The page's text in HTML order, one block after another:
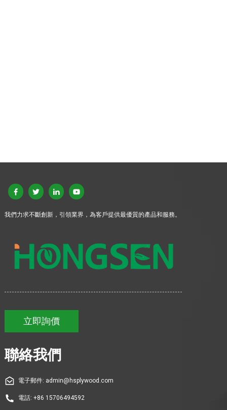
我們力求不斷創新，引領業界，為客戶提供最優質的產品和服務。
立即詢價
聯絡我們
電子郵件: admin@hsplywood.com
電話: +86 15706494592